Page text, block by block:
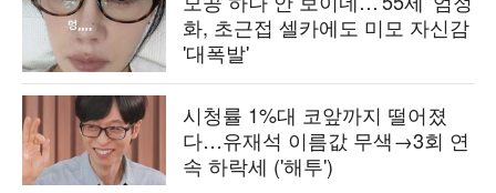
화, 초근접 셀카에도 미모 자신감
'대폭발'
시청률 1%대 코앞까지 떨어졌
다…유재석 이름값 무색→3회 연
속 하락세 ('해투')